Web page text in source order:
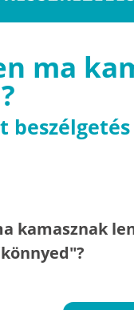
ma
beszélgetés
kamasznak